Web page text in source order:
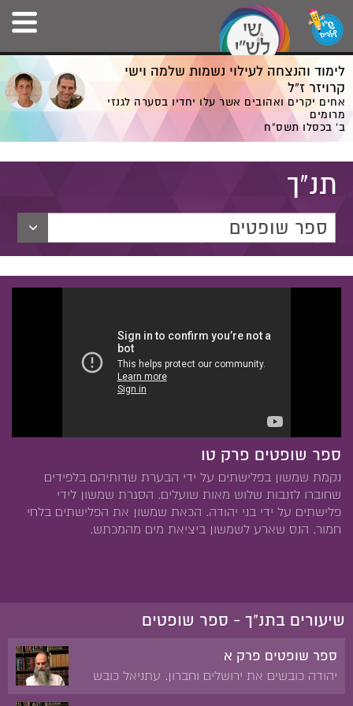
לימוד והנצחה לעילוי נשמות שלמה וישי
קרויזר ז”ל
אחים יקרים ואהובים אשר עלו יחדיו בסערה לגנזי
מרומים
ב' בכסלו תשס”ח
תנ"ך
ספר שופטים
ספר שופטים פרק טו
נקמת שמשון בפלישתים על ידי הבערת שדותיהם בלפידים
שחוברו לזנבות שלוש מאות שועלים. הסגרת שמשון לידי
פלישתים על ידי בני יהודה. הכאת שמשון את הפלישתים בלחי
חמור. הנס שארע לשמשון ביציאת מים מהמכתש.
שיעורים בתנ"ך - ספר שופטים
ספר שופטים פרק א
יהודה כובשים את ירושלים וחברון. עתניאל כובש